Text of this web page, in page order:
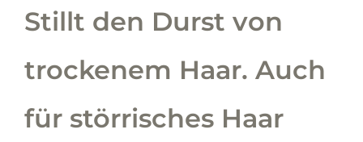
Stillt den Durst von
trockenem Haar. Auch
für störrisches Haar